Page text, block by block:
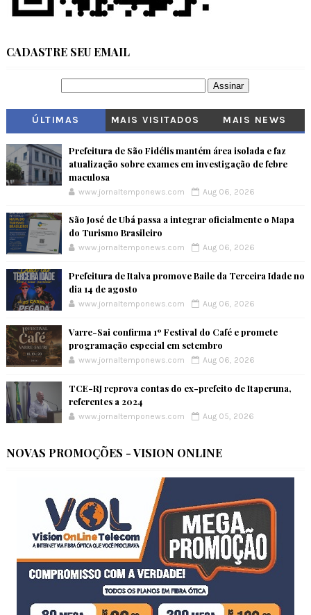
CADASTRE SEU EMAIL
ÚLTIMAS MAIS VISITADOS MAIS NEWS
Prefeitura de São Fidélis mantém área isolada e faz
atualização sobre exames em investigação de febre
maculosa
www.jornaltemponews.com Aug 06, 2026
São José de Ubá passa a integrar oficialmente o Mapa
do Turismo Brasileiro
www.jornaltemponews.com Aug 06, 2026
Prefeitura de Italva promove Baile da Terceira Idade no
dia 14 de agosto
www.jornaltemponews.com Aug 06, 2026
Varre-Sai confirma 1º Festival do Café e promete
programação especial em setembro
www.jornaltemponews.com Aug 06, 2026
TCE-RJ reprova contas do ex-prefeito de Itaperuna,
referentes a 2024
www.jornaltemponews.com Aug 05, 2026
NOVAS PROMOÇÕES - VISION ONLINE